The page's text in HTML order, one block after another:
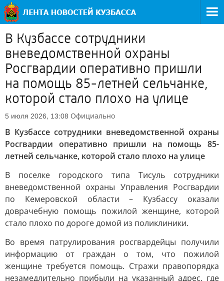
В Кузбассе сотрудники
вневедомственной охраны
Росгвардии оперативно пришли
на помощь 85-летней сельчанке,
которой стало плохо на улице
5 июля 2026, 13:08 Официально
В Кузбассе сотрудники вневедомственной охраны
Росгвардии оперативно пришли на помощь 85-
летней сельчанке, которой стало плохо на улице
В поселке городского типа Тисуль сотрудники
вневедомственной охраны Управления Росгвардии
по Кемеровской области – Кузбассу оказали
доврачебную помощь пожилой женщине, которой
стало плохо по дороге домой из поликлиники.
Во время патрулирования росгвардейцы получили
информацию от граждан о том, что пожилой
женщине требуется помощь. Стражи правопорядка
незамедлительно прибыли на указанный адрес, где